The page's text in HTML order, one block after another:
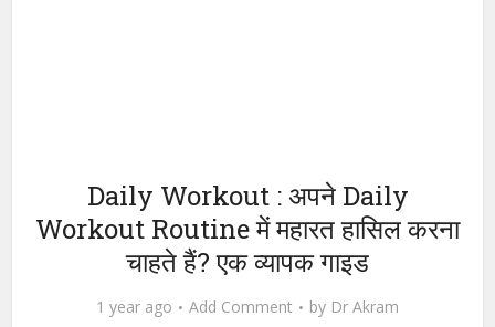
Daily Workout : अपने Daily
Workout Routine में महारत हासिल करना
चाहते हैं? एक व्यापक गाइड
1 year ago Add Comment by Dr Akram